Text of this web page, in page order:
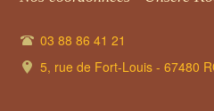
03 88 86 41 21
5, rue de Fort-Louis - 67480